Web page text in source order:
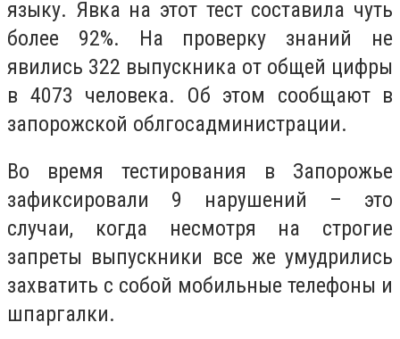
языку. Явка на этот тест составила чуть
более 92%. На проверку знаний не
явились 322 выпускника от общей цифры
в 4073 человека. Об этом сообщают в
запорожской облгосадминистрации.
Во время тестирования в Запорожье
зафиксировали 9 нарушений – это
случаи, когда несмотря на строгие
запреты выпускники все же умудрились
захватить с собой мобильные телефоны и
шпаргалки.